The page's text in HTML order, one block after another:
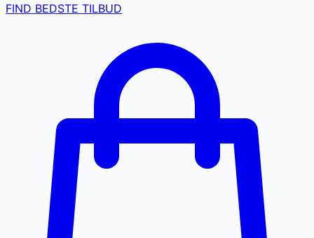
FIND BEDSTE TILBUD